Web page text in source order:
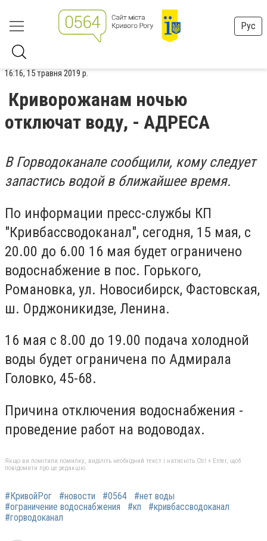
Рус
16:16, 15 травня 2019 р.
Криворожанам ночью
отключат воду, - АДРЕСА
В Горводоканале сообщили, кому следует
запастись водой в ближайшее время.
По информации пресс-службы КП
"Кривбассводоканал", сегодня, 15 мая, с
20.00 до 6.00 16 мая будет ограничено
водоснабжение в пос. Горького,
Романовка, ул. Новосибирск, Фастовская,
ш. Орджоникидзе, Ленина.
16 мая с 8.00 до 19.00 подача холодной
воды будет ограничена по Адмирала
Головко, 45-68.
Причина отключения водоснабжения -
проведение работ на водоводах.
Якщо ви помітили помилку, виділіть необхідний текст і натисніть Ctrl + Enter, щоб
повідомити про це редакцію
#КривойРог #новости #0564
#нет воды
#ограничение водоснабжения
#кп
#кривбассводоканал
#горводоканал